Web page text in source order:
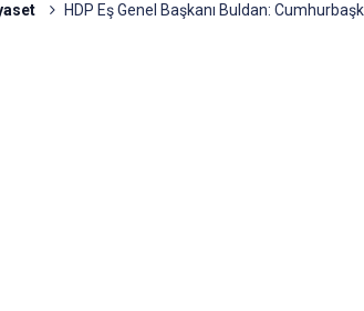
HDP Eş Genel Başkanı Buldan: